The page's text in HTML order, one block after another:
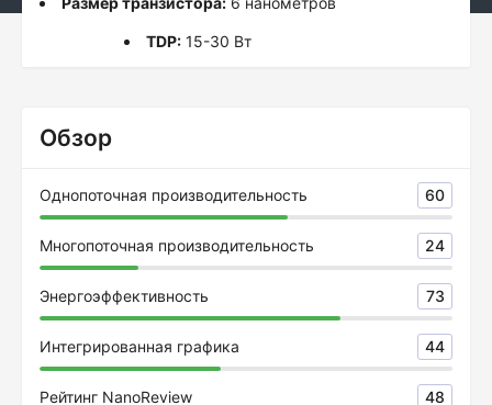
TDP: 15-30 Вт
Обзор
Однопоточная производительность 60
Многопоточная производительность 24
Энергоэффективность 73
Интегрированная графика 44
Рейтинг NanoReview 48